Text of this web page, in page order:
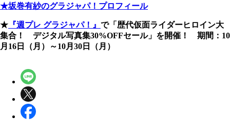
★坂巻有紗のグラジャパ！プロフィール
★ 『週プレ グラジャパ！』 で「歴代仮面ライダーヒロイン大
集合！ デジタル写真集30%OFFセール」を開催！ 期間：10
月16日（月）～10月30日（月）